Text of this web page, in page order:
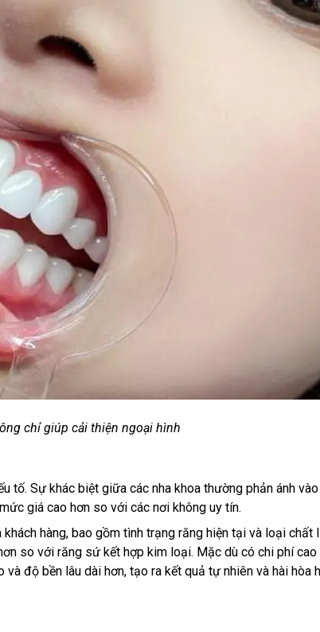
chỉ giúp cải thiện ngoại hình
tố. Sự khác biệt giữa các nha khoa thường phản ánh
giá cao hơn so với các nơi không uy tín.
hàng, bao gồm tình trạng răng hiện tại và loại chất
so với răng sứ kết hợp kim loại. Mặc dù có chi phí cao
độ bền lâu dài hơn, tạo ra kết quả tự nhiên và hài hòa